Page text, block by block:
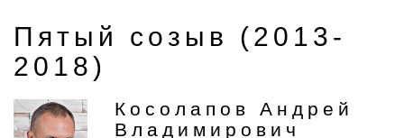
Пятый созыв (2013-
2018)
Косолапов Андрей
Владимирович